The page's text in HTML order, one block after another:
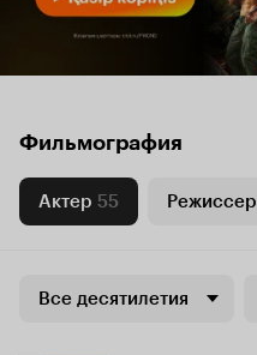
Фильмография
Актер 55 Режиссер
Все десятилетия